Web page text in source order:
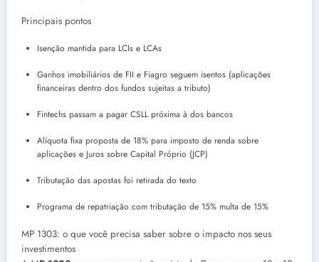
Principais pontos
Isenção mantida para LCIs e LCAs
Ganhos imobiliários de FII e Fiagro seguem isentos (aplicações
financeiras dentro dos fundos sujeitas a tributo)
Fintechs passam a pagar CSLL próxima à dos bancos
Alíquota fixa proposta de 18% para imposto de renda sobre
aplicações e Juros sobre Capital Próprio (JCP)
Tributação das apostas foi retirada do texto
Programa de repatriação com tributação de 15% multa de 15%
MP 1303: o que você precisa saber sobre o impacto nos seus
investimentos